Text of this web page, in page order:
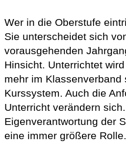
Wer in die Oberstufe
Sie unterscheidet sich
vorausgehenden
Hinsicht. Unterrichtet
mehr im Klassenverband
Kurssystem. Auch die
Unterricht verändern
Eigenverantwortung der
eine immer größere Rolle.